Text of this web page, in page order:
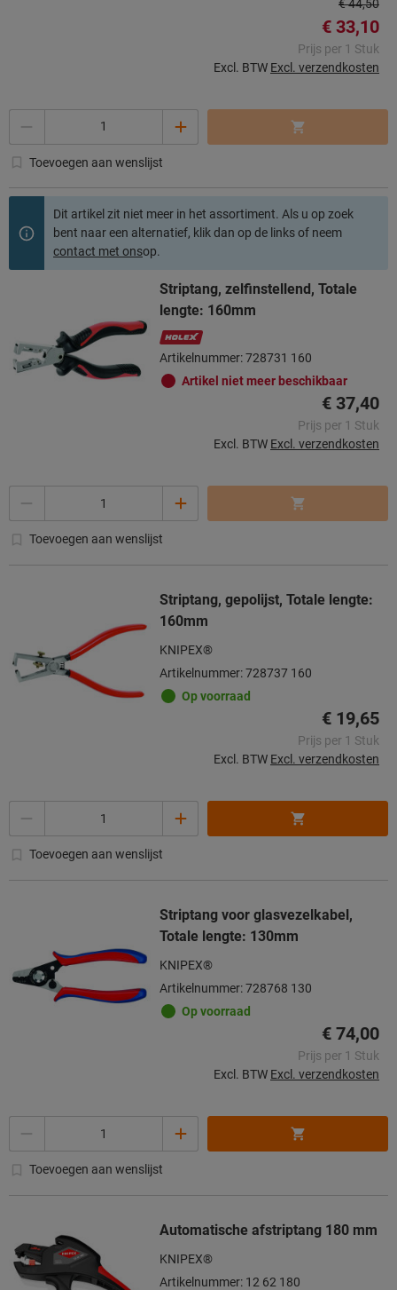
€ 44,50
€ 33,10
Prijs per 1 Stuk
Excl. BTW Excl. verzendkosten
Toevoegen aan wenslijst
Dit artikel zit niet meer in het assortiment. Als u op zoek
bent naar een alternatief, klik dan op de links of neem
contact met onsop.
Striptang, zelfinstellend, Totale
lengte: 160mm
Artikelnummer: 728731 160
Artikel niet meer beschikbaar
€ 37,40
Prijs per 1 Stuk
Excl. BTW Excl. verzendkosten
Toevoegen aan wenslijst
Striptang, gepolijst, Totale lengte:
160mm
KNIPEX®
Artikelnummer: 728737 160
Op voorraad
€ 19,65
Prijs per 1 Stuk
Excl. BTW Excl. verzendkosten
Toevoegen aan wenslijst
Striptang voor glasvezelkabel,
Totale lengte: 130mm
KNIPEX®
Artikelnummer: 728768 130
Op voorraad
€ 74,00
Prijs per 1 Stuk
Excl. BTW Excl. verzendkosten
Toevoegen aan wenslijst
Automatische afstriptang 180 mm
KNIPEX®
Artikelnummer: 12 62 180